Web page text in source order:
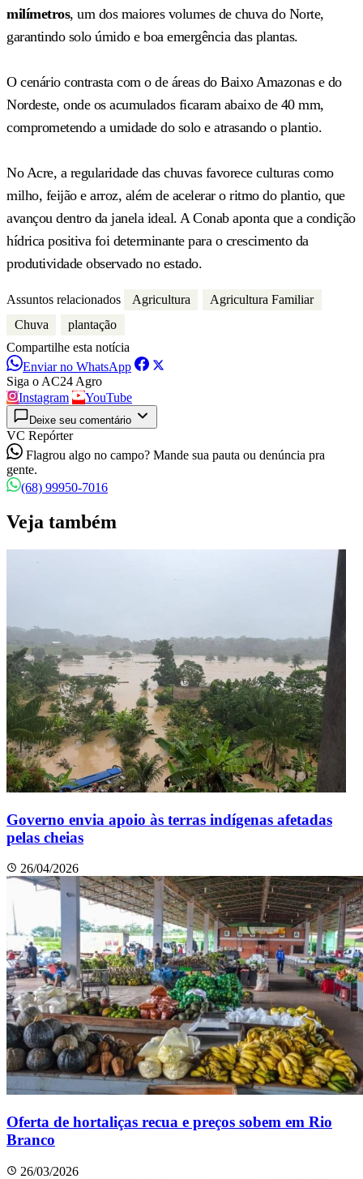
milímetros, um dos maiores volumes de chuva do Norte,
garantindo solo úmido e boa emergência das plantas.
O cenário contrasta com o de áreas do Baixo Amazonas e do
Nordeste, onde os acumulados ficaram abaixo de 40 mm,
comprometendo a umidade do solo e atrasando o plantio.
No Acre, a regularidade das chuvas favorece culturas como
milho, feijão e arroz, além de acelerar o ritmo do plantio, que
avançou dentro da janela ideal. A Conab aponta que a condição
hídrica positiva foi determinante para o crescimento da
produtividade observado no estado.
Assuntos relacionados Agricultura
Agricultura Familiar
Chuva
plantação
Compartilhe esta notícia
Enviar no WhatsApp
Siga o AC24 Agro
Instagram
YouTube
Deixe seu comentário
VC Repórter
Flagrou algo no campo? Mande sua pauta ou denúncia pra
gente.
(68) 99950-7016
Veja também
Governo envia apoio às terras indígenas afetadas
pelas cheias
26/04/2026
Oferta de hortaliças recua e preços sobem em Rio
Branco
26/03/2026